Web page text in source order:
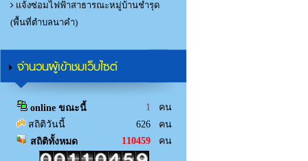
แจ้งซ่อมไฟฟ้าสาธารณะหมู่บ้านชำรุด
(พื้นที่ตำบลนาคำ)
จำนวนผู้เข้าชมเว็บไซต์
online ขณะนี้ 1 คน
สถิติวันนี้
626 คน
สถิติทั้งหมด
110459 คน